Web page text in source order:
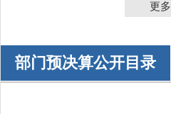
更多
部门预决算公开目录